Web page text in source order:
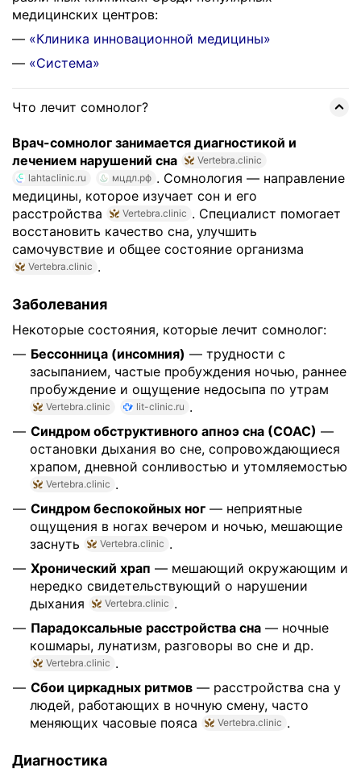
медицинских центров:
— «Клиника инновационной медицины»
— «Система»
Что лечит сомнолог?
Врач-сомнолог занимается диагностикой и
лечением нарушений сна
Vertebra.clinic
lahtaclinic.ru
мцдл.рф . Сомнология — направление
медицины, которое изучает сон и его
расстройства
Vertebra.clinic . Специалист помогает
восстановить качество сна, улучшить
самочувствие и общее состояние организма
Vertebra.clinic .
Заболевания
Некоторые состояния, которые лечит сомнолог:
Бессонница (инсомния) — трудности с
засыпанием, частые пробуждения ночью, раннее
пробуждение и ощущение недосыпа по утрам
Vertebra.clinic lit-clinic.ru .
Синдром обструктивного апноэ сна (СОАС) —
остановки дыхания во сне, сопровождающиеся
храпом, дневной сонливостью и утомляемостью
Vertebra.clinic .
Синдром беспокойных ног — неприятные
ощущения в ногах вечером и ночью, мешающие
заснуть
Vertebra.clinic .
Хронический храп — мешающий окружающим и
нередко свидетельствующий о нарушении
дыхания
Vertebra.clinic .
Парадоксальные расстройства сна — ночные
кошмары, лунатизм, разговоры во сне и др.
Vertebra.clinic .
Сбои циркадных ритмов — расстройства сна у
людей, работающих в ночную смену, часто
меняющих часовые пояса
Vertebra.clinic .
Диагностика